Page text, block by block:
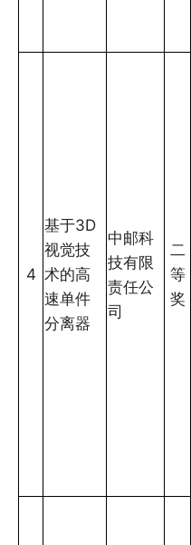
4
基于3D
视觉技
术的高
速单件
分离器
中邮科
技有限
责任公
司
二
等
奖